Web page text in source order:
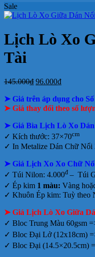
tại
Mẫu
Tết
ở
Bloc
Sale
Lịch Lò Xo
Tài
145.000₫ Giá
là:
145.000₫.
96.000₫Giá
tại
là:
➤ Giá trên áp dụng cho
➤ Giá thay đổi theo số
➤ Giá Bìa Lịch Lò Xo
✓ Kích thước: 37×70cm
✓ In Metalize Dán Chữ Nổi
➤ Giá Lịch Xo Xo Chữ
✓ Túi Nilon: 4.000đ – Túi
✓ Ép kim 1 màu: Vàng
✓ Khuôn Ép kim: Tuỳ theo
➤ Giá Lịch Lò Xo Giữa
✓ Bloc Trung Màu 60gsm
✓ Bloc Đại Lở (12x18cm)
✓ Bloc Đại (14.5×20.5cm)